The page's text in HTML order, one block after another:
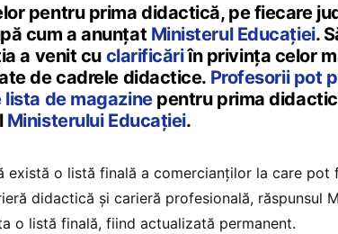
pentru prima didactică, pe fiecare
cum a anunțat Ministerul Educației.
a venit cu clarificăriîn privința celor
de cadrele didactice. Profesorii pot
de magazinepentru prima
Ministerului Educației.
există o listă finală a comercianților la care pot
didactică și carieră profesională, răspunsul
o listă finală, fiind actualizată permanent.